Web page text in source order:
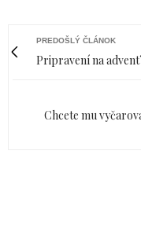
PREDOŠLÝ ČLÁNOK
Pripravení na
Chcete mu